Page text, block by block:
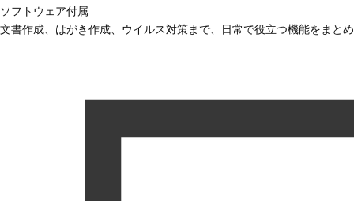
ソフトウェア付属
文書作成、はがき作成、ウイルス対策まで、日常で役立つ機能をまと